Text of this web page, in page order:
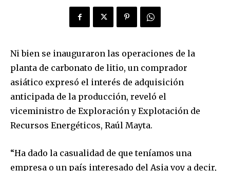
Ni bien se inauguraron las operaciones de la
planta de carbonato de litio, un comprador
asiático expresó el interés de adquisición
anticipada de la producción, reveló el
viceministro de Exploración y Explotación de
Recursos Energéticos, Raúl Mayta.
“Ha dado la casualidad de que teníamos una
empresa o un país interesado del Asia voy a decir,